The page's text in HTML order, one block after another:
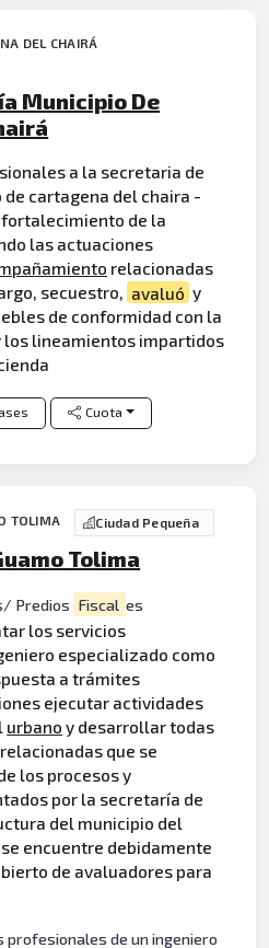
DEL CHAIRÁ
Municipio De
a la secretaria de
cartagena del chaira -
de la
las actuaciones
relacionadas
secuestro, avaluó y
de conformidad con la
lineamientos impartidos
Cuota
TOLIMA Ciudad Pequeña
Tolima
Predios Fiscal es
los servicios
especializado como
a trámites
ejecutar actividades
urbano y desarrollar todas
que se
los procesos y
por la secretaría de
del municipio del
encuentre debidamente
de avaluadores para
de un ingeniero